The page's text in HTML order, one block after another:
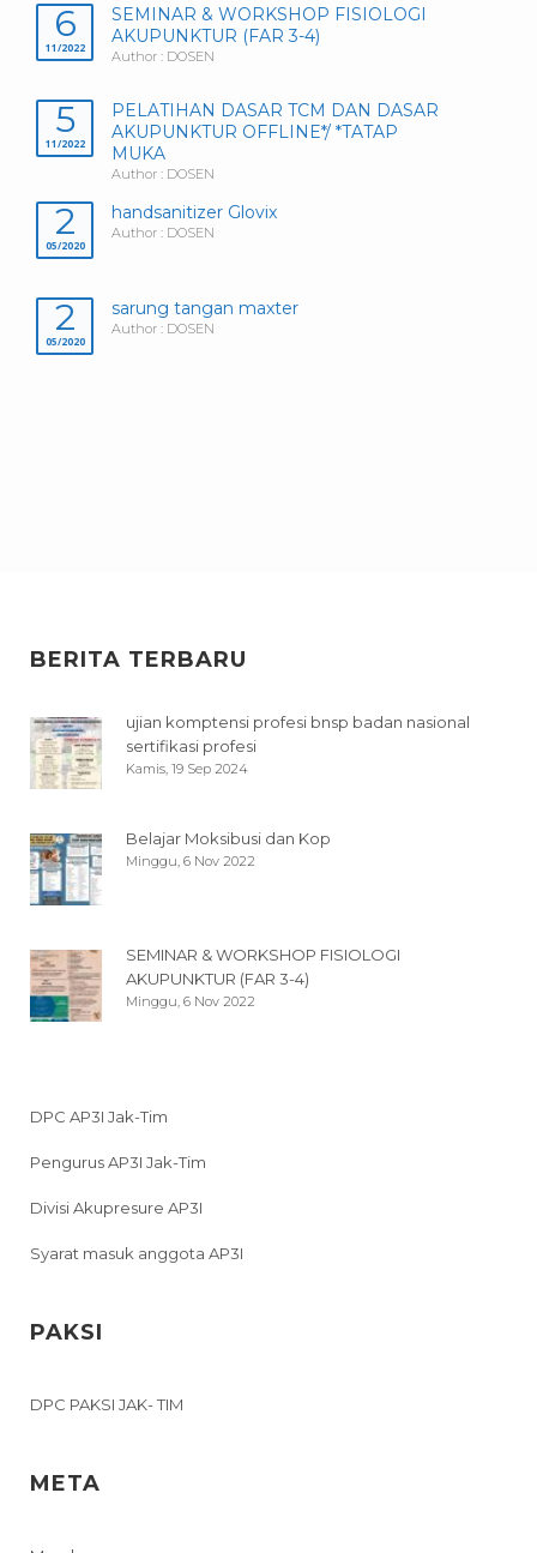
6
11/2022
SEMINAR & WORKSHOP FISIOLOGI
AKUPUNKTUR (FAR 3-4)
Author : DOSEN
5
11/2022
PELATIHAN DASAR TCM DAN DASAR
AKUPUNKTUR OFFLINE*/ *TATAP
MUKA
Author : DOSEN
2
05/2020
handsanitizer Glovix
Author : DOSEN
2
05/2020
sarung tangan maxter
Author : DOSEN
BERITA TERBARU
ujian komptensi profesi bnsp badan nasional
sertifikasi profesi
Kamis, 19 Sep 2024
Belajar Moksibusi dan Kop
Minggu, 6 Nov 2022
SEMINAR & WORKSHOP FISIOLOGI
AKUPUNKTUR (FAR 3-4)
Minggu, 6 Nov 2022
DPC AP3I Jak-Tim
Pengurus AP3I Jak-Tim
Divisi Akupresure AP3I
Syarat masuk anggota AP3I
PAKSI
DPC PAKSI JAK- TIM
META